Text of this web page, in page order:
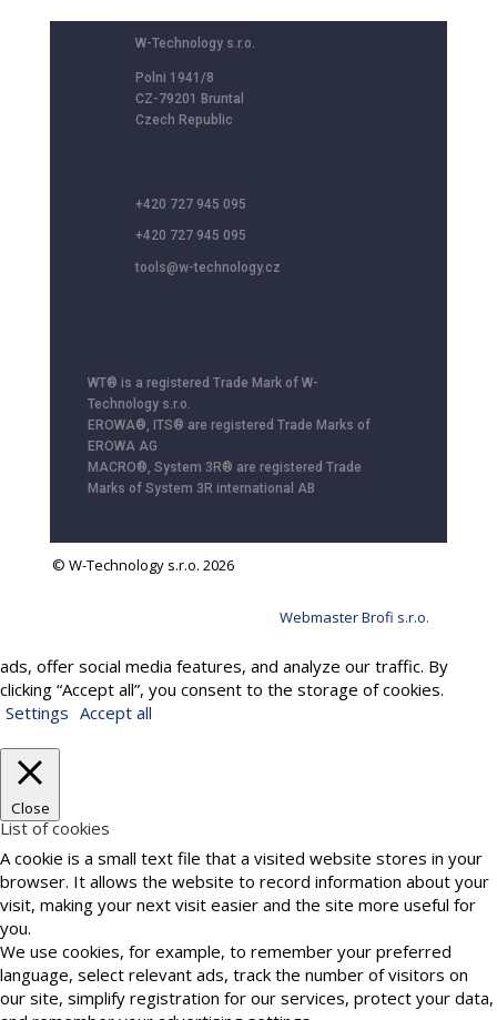
W-Technology s.r.o.
Polni 1941/8
CZ-79201 Bruntal
Czech Republic
+420 727 945 095
+420 727 945 095
tools@w-technology.cz
WT® is a registered Trade Mark of W-
Technology s.r.o.
EROWA®, ITS® are registered Trade Marks of
EROWA AG
MACRO®, System 3R® are registered Trade
Marks of System 3R international AB
© W-Technology s.r.o. 2026
Webmaster Brofi s.r.o.
ads, offer social media features, and analyze our traffic. By
clicking “Accept all”, you consent to the storage of cookies.
Settings Accept all
Close
List of cookies
A cookie is a small text file that a visited website stores in your
browser. It allows the website to record information about your
visit, making your next visit easier and the site more useful for
you.
We use cookies, for example, to remember your preferred
language, select relevant ads, track the number of visitors on
our site, simplify registration for our services, protect your data,